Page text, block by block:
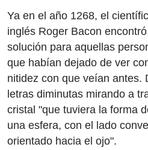
Ya en el año 1268, el
inglés Roger Bacon
solución para aquellas
que habían dejado de ver
nitidez con que veían antes.
letras diminutas mirando a
cristal "que tuviera la forma
una esfera, con el lado
orientado hacia el ojo".